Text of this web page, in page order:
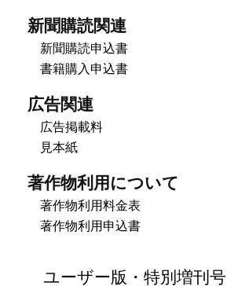
新聞購読関連
新聞購読申込書
書籍購入申込書
広告関連
広告掲載料
見本紙
著作物利用について
著作物利用料金表
著作物利用申込書
ユーザー版・特別増刊号